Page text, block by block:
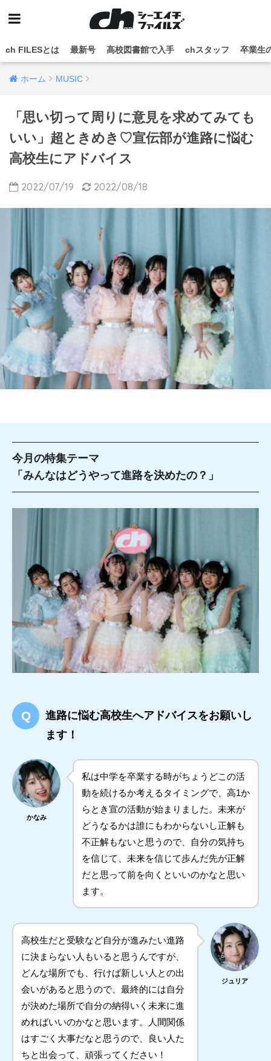
ch FILESとは 最新号 高校図書館で入手 chスタッフ 卒業生
ホーム MUSIC
「思い切って周りに意見を求めてみても
いい」超ときめき♡宣伝部が進路に悩む
高校生にアドバイス
2022/07/19 2022/08/18
今月の特集テーマ
「みんなはどうやって進路を決めたの？」
進路に悩む高校生へアドバイスをお願いし
ます！
かなみ
私は中学を卒業する時がちょうどこの活
動を続けるか考えるタイミングで、高1か
らとき宣の活動が始まりました。未来が
どうなるかは誰にもわからないし正解も
不正解もないと思うので、自分の気持ち
を信じて、未来を信じて歩んだ先が正解
だと思って前を向くといいのかなと思い
ます。
高校生だと受験など自分が進みたい進路
に決まらない人もいると思うんですが、
どんな場所でも、行けば新しい人との出
会いがあると思うので、最終的には自分
が決めた場所で自分の納得いく未来に進
めればいいのかなと思います。人間関係
はすごく大事だなと思うので、良い人た
ちと出会って、頑張ってください！
ジュリア